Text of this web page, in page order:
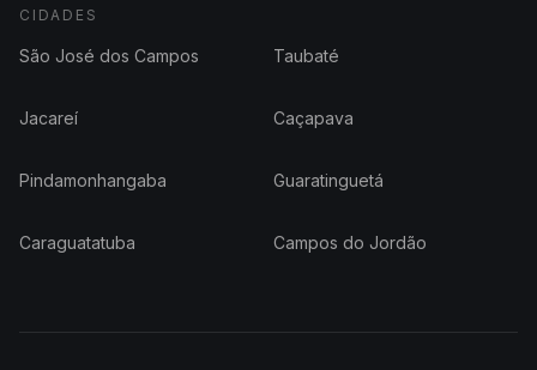
CIDADES
São José dos Campos Taubaté
Jacareí Caçapava
Pindamonhangaba Guaratinguetá
Caraguatatuba Campos do Jordão